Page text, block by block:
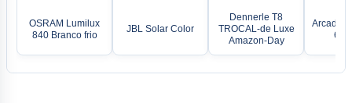
OSRAM Lumilux
840 Branco frio
JBL Solar Color
Dennerle T8
TROCAL-de Luxe
Amazon-Day
Arcadia
6%